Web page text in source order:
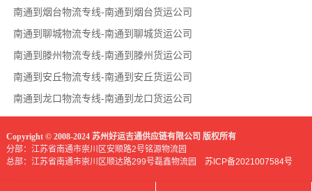
南通到烟台物流专线-南通到烟台货运公司
南通到聊城物流专线-南通到聊城货运公司
南通到滕州物流专线-南通到滕州货运公司
南通到安丘物流专线-南通到安丘货运公司
南通到龙口物流专线-南通到龙口货运公司
Copyright © 2008-2024 苏州好运吉通供应链有限公司 版权所有
分部：江苏省南通市崇川区安顺路2号铭源物流园
总部：江苏省南通市崇川区顺达路299号磊鑫物流园 苏ICP备2021007584号